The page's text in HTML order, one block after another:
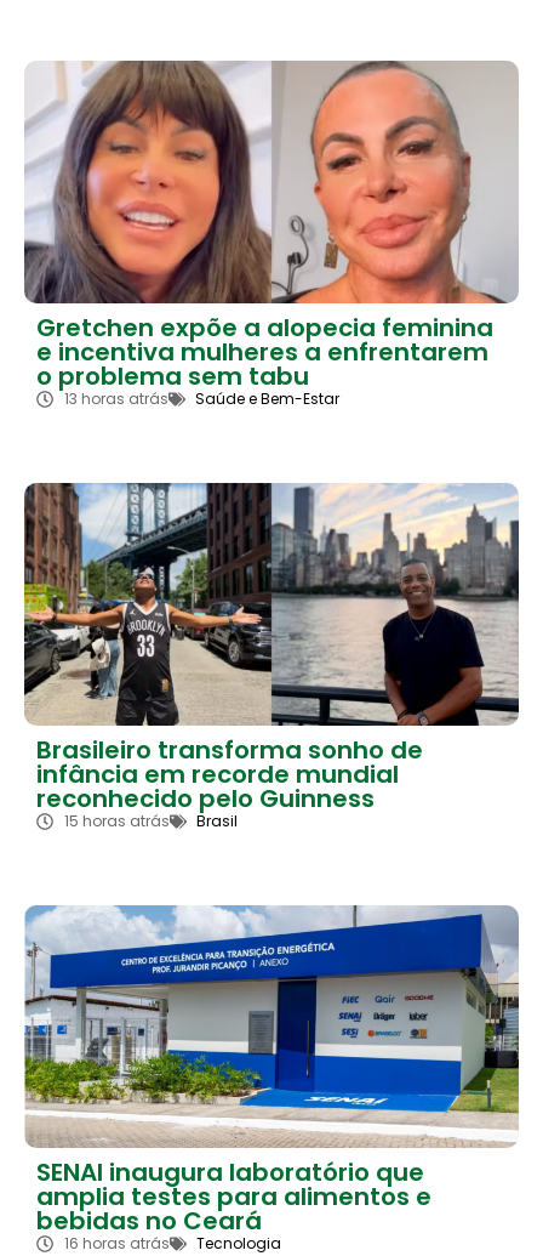
Gretchen expõe a alopecia feminina
e incentiva mulheres a enfrentarem
o problema sem tabu
13 horas atrás Saúde e Bem-Estar
Brasileiro transforma sonho de
infância em recorde mundial
reconhecido pelo Guinness
15 horas atrás Brasil
SENAI inaugura laboratório que
amplia testes para alimentos e
bebidas no Ceará
16 horas atrás Tecnologia